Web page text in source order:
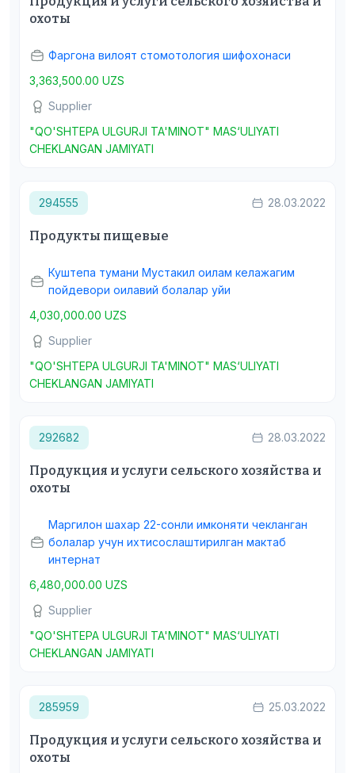
охоты
Фаргона вилоят стомотология шифохонаси
3,363,500.00 UZS
Supplier
"QO'SHTEPA ULGURJI TA'MINOT" MAS‘ULIYATI
CHEKLANGAN JAMIYATI
294555 28.03.2022
Продукты пищевые
Куштепа тумани Мустакил оилам келажагим
пойдевори оилавий болалар уйи
4,030,000.00 UZS
Supplier
"QO'SHTEPA ULGURJI TA'MINOT" MAS‘ULIYATI
CHEKLANGAN JAMIYATI
292682 28.03.2022
Продукция и услуги сельского хозяйства и
охоты
Маргилон шахар 22-сонли имконяти чекланган
болалар учун ихтисослаштирилган мактаб
интернат
6,480,000.00 UZS
Supplier
"QO'SHTEPA ULGURJI TA'MINOT" MAS‘ULIYATI
CHEKLANGAN JAMIYATI
285959 25.03.2022
Продукция и услуги сельского хозяйства и
охоты